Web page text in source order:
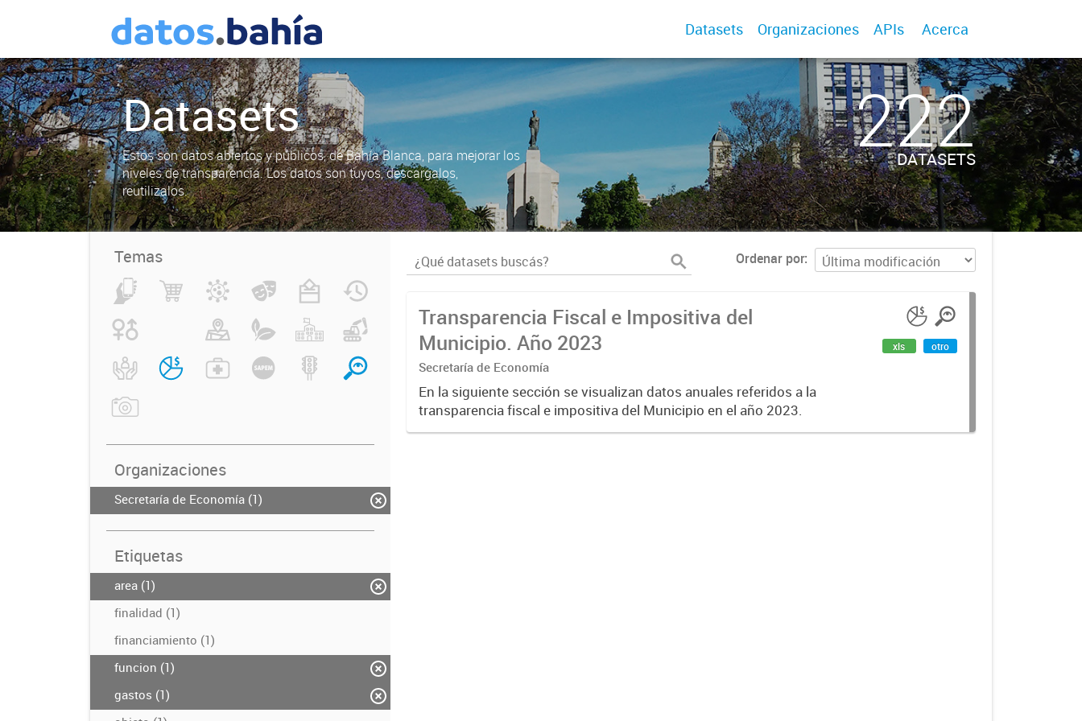
Datasets Organizaciones APIs Acerca
Datasets
Estos son datos abiertos y públicos, de Bahía Blanca, para mejorar los
niveles de transparencia. Los datos son tuyos, descargalos,
reutilizalos.
222
DATASETS
Temas
Organizaciones
Secretaría de Economía (1)
Etiquetas
area (1)
finalidad (1)
financiamiento (1)
funcion (1)
gastos (1)
Ordenar por
Transparencia Fiscal e Impositiva del
Municipio. Año 2023
Secretaría de Economía
En la siguiente sección se visualizan datos anuales referidos a la
transparencia fiscal e impositiva del Municipio en el año 2023.
xls otro